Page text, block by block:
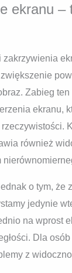
ekranu –
zakrzywienia
Zabieg
ekranu,
również
o tym, że
jedynie
na wprost
Dla
z